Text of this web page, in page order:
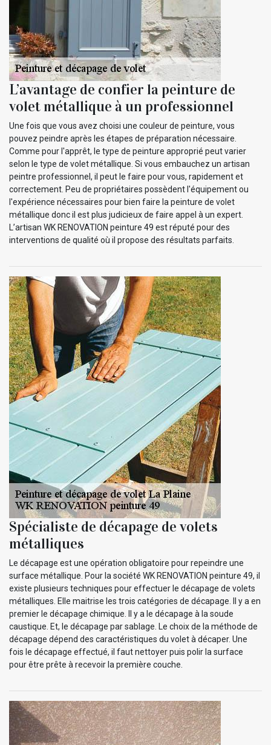
L’avantage de confier la peinture de
volet métallique à un professionnel
Une fois que vous avez choisi une couleur de peinture, vous
pouvez peindre après les étapes de préparation nécessaire.
Comme pour l'apprêt, le type de peinture approprié peut varier
selon le type de volet métallique. Si vous embauchez un artisan
peintre professionnel, il peut le faire pour vous, rapidement et
correctement. Peu de propriétaires possèdent l'équipement ou
l'expérience nécessaires pour bien faire la peinture de volet
métallique donc il est plus judicieux de faire appel à un expert.
L’artisan WK RENOVATION peinture 49 est réputé pour des
interventions de qualité où il propose des résultats parfaits.
Spécialiste de décapage de volets
métalliques
Le décapage est une opération obligatoire pour repeindre une
surface métallique. Pour la société WK RENOVATION peinture 49, il
existe plusieurs techniques pour effectuer le décapage de volets
métalliques. Elle maitrise les trois catégories de décapage. Il y a en
premier le décapage chimique. Il y a le décapage à la soude
caustique. Et, le décapage par sablage. Le choix de la méthode de
décapage dépend des caractéristiques du volet à décaper. Une
fois le décapage effectué, il faut nettoyer puis polir la surface
pour être prête à recevoir la première couche.